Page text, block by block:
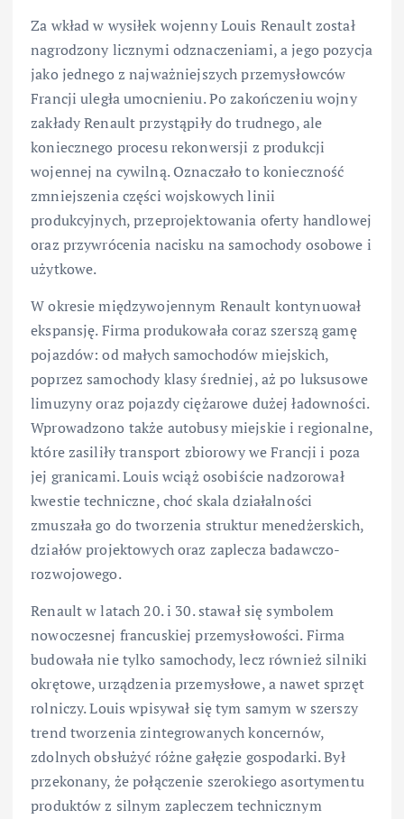
Za wkład w wysiłek wojenny Louis Renault został
nagrodzony licznymi odznaczeniami, a jego pozycja
jako jednego z najważniejszych przemysłowców
Francji uległa umocnieniu. Po zakończeniu wojny
zakłady Renault przystąpiły do trudnego, ale
koniecznego procesu rekonwersji z produkcji
wojennej na cywilną. Oznaczało to konieczność
zmniejszenia części wojskowych linii
produkcyjnych, przeprojektowania oferty handlowej
oraz przywrócenia nacisku na samochody osobowe i
użytkowe.
W okresie międzywojennym Renault kontynuował
ekspansję. Firma produkowała coraz szerszą gamę
pojazdów: od małych samochodów miejskich,
poprzez samochody klasy średniej, aż po luksusowe
limuzyny oraz pojazdy ciężarowe dużej ładowności.
Wprowadzono także autobusy miejskie i regionalne,
które zasiliły transport zbiorowy we Francji i poza
jej granicami. Louis wciąż osobiście nadzorował
kwestie techniczne, choć skala działalności
zmuszała go do tworzenia struktur menedżerskich,
działów projektowych oraz zaplecza badawczo-
rozwojowego.
Renault w latach 20. i 30. stawał się symbolem
nowoczesnej francuskiej przemysłowości. Firma
budowała nie tylko samochody, lecz również silniki
okrętowe, urządzenia przemysłowe, a nawet sprzęt
rolniczy. Louis wpisywał się tym samym w szerszy
trend tworzenia zintegrowanych koncernów,
zdolnych obsłużyć różne gałęzie gospodarki. Był
przekonany, że połączenie szerokiego asortymentu
produktów z silnym zapleczem technicznym